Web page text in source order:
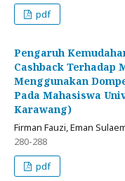
pdf
Pengaruh
Cashback Terhadap
Menggunakan
Pada Mahasiswa
Karawang)
Firman Fauzi, Eman
280-288
pdf